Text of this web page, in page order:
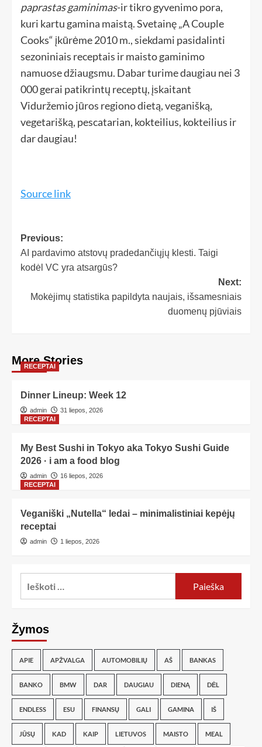
paprastas gaminimas-ir tikro gyvenimo pora,
kuri kartu gamina maistą. Svetainę „A Couple
Cooks“ įkūrėme 2010 m., siekdami pasidalinti
sezoniniais receptais ir maisto gaminimo
namuose džiaugsmu. Dabar turime daugiau nei 3
000 gerai patikrintų receptų, įskaitant
Viduržemio jūros regiono dietą, veganišką,
vegetarišką, pescatarian, kokteilius, kokteilius ir
dar daugiau!
Source link
Previous:
AI pardavimo atstovų pradedančiųjų klesti. Taigi
kodėl VC yra atsargūs?
Next:
Mokėjimų statistika papildyta naujais, išsamesniais
duomenų pjūviais
More Stories
RECEPTAI
Dinner Lineup: Week 12
admin
31 liepos, 2026
RECEPTAI
My Best Sushi in Tokyo aka Tokyo Sushi Guide
2026 · i am a food blog
admin
16 liepos, 2026
RECEPTAI
Veganiški „Nutella“ ledai – minimalistiniai kepėjų
receptai
admin 1 liepos, 2026
Žymos
APIE APŽVALGA AUTOMOBILIŲ AŠ BANKAS
BANKO BMW DAR DAUGIAU DIENĄ DĖL
ENDLESS ESU FINANSŲ GALI GAMINA IŠ
JŪSŲ KAD KAIP LIETUVOS MAISTO MEAL